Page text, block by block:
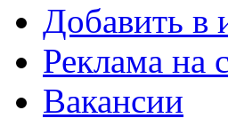
Добавить в
Реклама на
Вакансии